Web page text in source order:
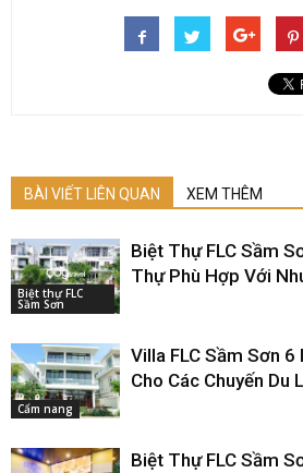
BÀI VIẾT LIÊN QUAN XEM THÊM
Biệt thự FLC
Sầm Sơn
Biệt Thự FLC Sầm
Thự Phù Hợp Với
Cẩm nang
Villa FLC Sầm Sơn
Cho Các Chuyến Du
Biệt Thự FLC Sầm